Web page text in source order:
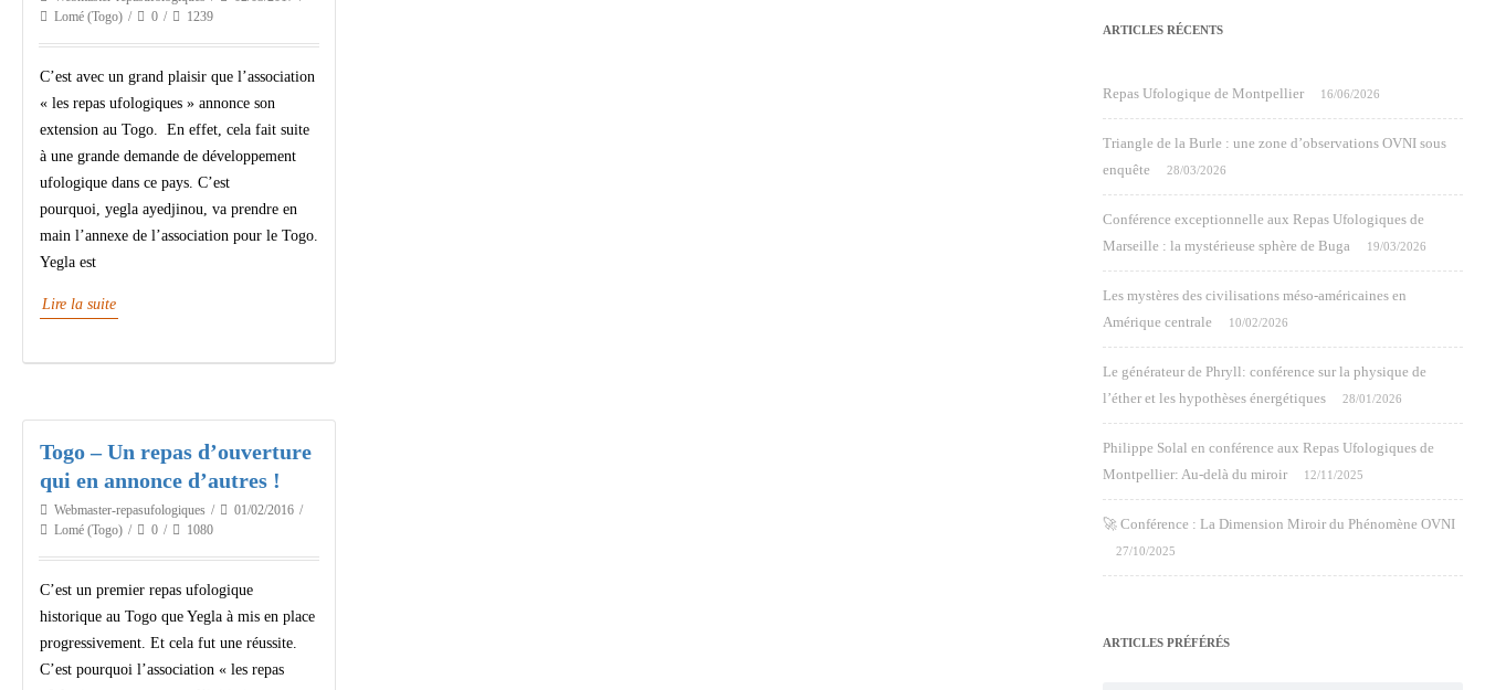
Lomé (Togo)
0 1239
C’est avec un grand plaisir que l’association
« les repas ufologiques » annonce son
extension au Togo. En effet, cela fait suite
à une grande demande de développement
ufologique dans ce pays. C’est
pourquoi, yegla ayedjinou, va prendre en
main l’annexe de l’association pour le Togo.
Yegla est
Lire la suite
Togo – Un repas d’ouverture
qui en annonce d’autres !
Webmaster-repasufologiques
01/02/2016
Lomé (Togo)
0 1080
C’est un premier repas ufologique
historique au Togo que Yegla à mis en place
progressivement. Et cela fut une réussite.
C’est pourquoi l’association « les repas
ARTICLES RÉCENTS
Repas Ufologique de Montpellier 16/06/2026
Triangle de la Burle : une zone d’observations OVNI sous
enquête
28/03/2026
Conférence exceptionnelle aux Repas Ufologiques de
Marseille : la mystérieuse sphère de Buga
19/03/2026
Les mystères des civilisations méso-américaines en
Amérique centrale
10/02/2026
Le générateur de Phryll: conférence sur la physique de
l’éther et les hypothèses énergétiques
28/01/2026
Philippe Solal en conférence aux Repas Ufologiques de
Montpellier: Au-delà du miroir
12/11/2025
🚀 Conférence : La Dimension Miroir du Phénomène OVNI
27/10/2025
ARTICLES PRÉFÉRÉS